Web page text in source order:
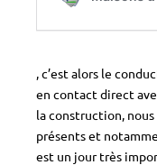
, c’est alors le
en contact direct
la construction, nous
présents et
est un jour très